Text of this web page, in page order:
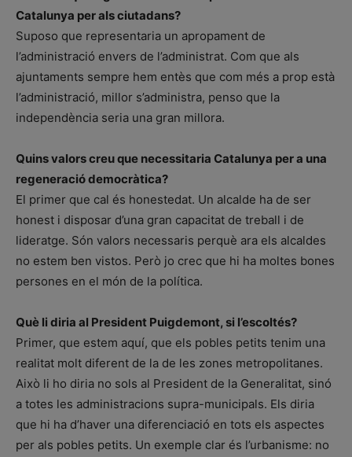
Catalunya per als ciutadans?
Suposo que representaria un apropament de
l’administració envers de l’administrat. Com que als
ajuntaments sempre hem entès que com més a prop està
l’administració, millor s’administra, penso que la
independència seria una gran millora.
Quins valors creu que necessitaria Catalunya per a una
regeneració democràtica?
El primer que cal és honestedat. Un alcalde ha de ser
honest i disposar d’una gran capacitat de treball i de
lideratge. Són valors necessaris perquè ara els alcaldes
no estem ben vistos. Però jo crec que hi ha moltes bones
persones en el món de la política.
Què li diria al President Puigdemont, si l’escoltés?
Primer, que estem aquí, que els pobles petits tenim una
realitat molt diferent de la de les zones metropolitanes.
Això li ho diria no sols al President de la Generalitat, sinó
a totes les administracions supra-municipals. Els diria
que hi ha d’haver una diferenciació en tots els aspectes
per als pobles petits. Un exemple clar és l’urbanisme: no